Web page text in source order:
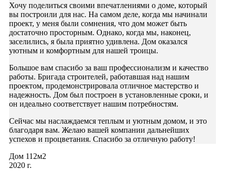
Хочу поделиться своими впечатлениями о доме, который
вы построили для нас. На самом деле, когда мы начинали
проект, у меня были сомнения, что дом может быть
достаточно просторным. Однако, когда мы, наконец,
заселились, я была приятно удивлена. Дом оказался
уютным и комфортным для нашей троицы.
Большое вам спасибо за ваш профессионализм и качество
работы. Бригада строителей, работавшая над нашим
проектом, продемонстрировала отличное мастерство и
надежность. Дом был построен в установленные сроки, и
он идеально соответствует нашим потребностям.
Сейчас мы наслаждаемся теплым и уютным домом, и это
благодаря вам. Желаю вашей компании дальнейших
успехов и процветания. Спасибо за отличную работу!
Дом 112м2
2020 г.